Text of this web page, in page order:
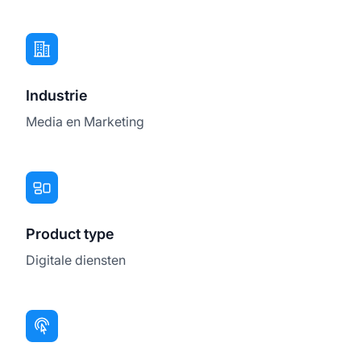
Industrie
Media en Marketing
Product type
Digitale diensten